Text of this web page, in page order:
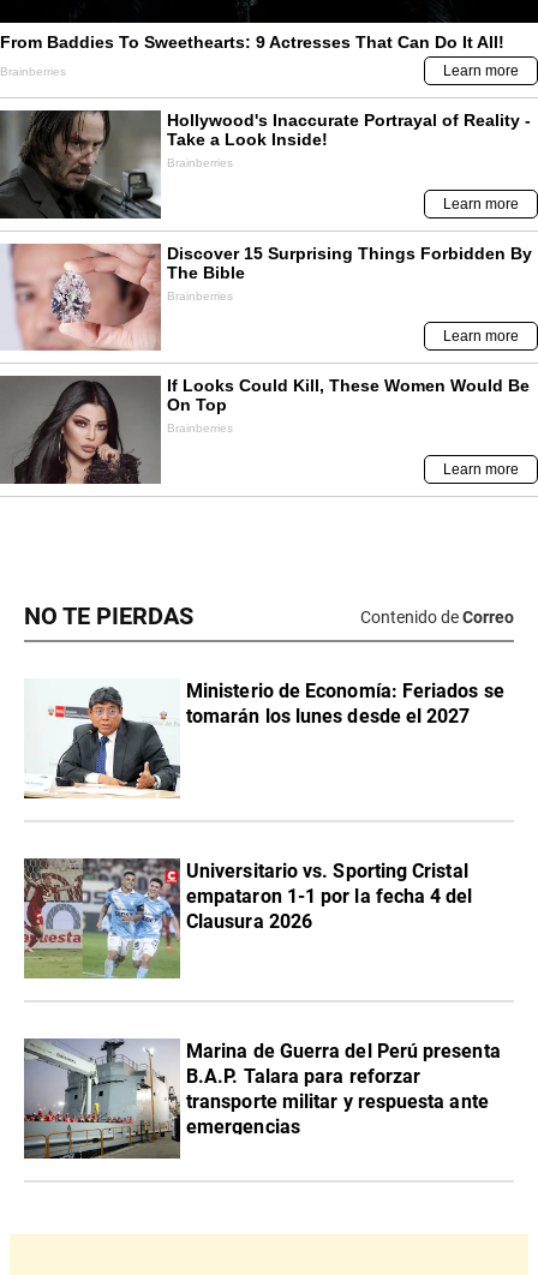
NO TE PIERDAS Contenido deCorreo
Ministerio de Economía: Feriados se
tomarán los lunes desde el 2027
Universitario vs. Sporting Cristal
empataron 1-1 por la fecha 4 del
Clausura 2026
Marina de Guerra del Perú presenta
B.A.P. Talara para reforzar
transporte militar y respuesta ante
emergencias